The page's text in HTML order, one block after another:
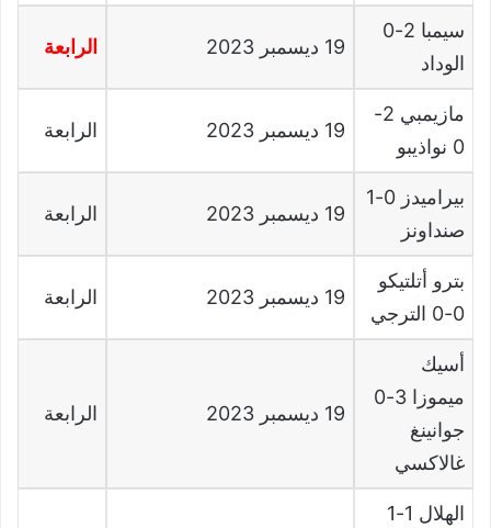
سيمبا
الوداد
19 ديسمبر 2023 الرابعة
مازيمبي
2-
0 نواذيبو
19 ديسمبر 2023 الرابعة
بيراميدز 0-1
صنداونز
19 ديسمبر 2023 الرابعة
بترو أتلتيكو
0-0
الترجي
19 ديسمبر 2023 الرابعة
أسيك
ميموزا 3-0
جوانينغ
غالاكسي
19 ديسمبر 2023 الرابعة
الهلال